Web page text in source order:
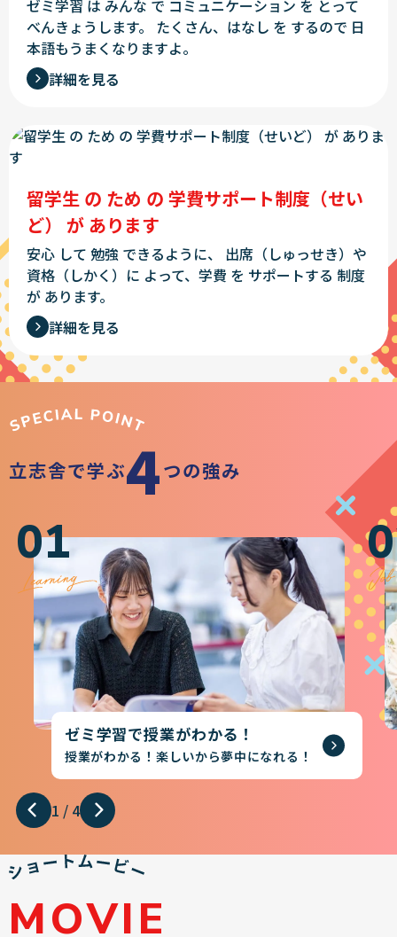
ゼミ学習 は みんな で コミュニケーション を とって
べんきょうします。
たくさん、はなし を するので 日
本語もうまくなりますよ。
詳細を見る
留学生 の ため の 学費サポート制度（せい
ど） が あります
安心 して 勉強 できるように、
出席（しゅっせき）や
資格（しかく）に よって、学費 を サポートする 制度
が あります。
詳細を見る
立志舎で学ぶ4つの強み
01
ゼミ学習で授業がわかる！
授業がわかる！楽しいから夢中になれる！
1 / 4
MOVIE